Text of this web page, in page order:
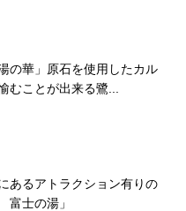
の華」原石を使用したカル
むことが出来る鷺...
あるアトラクション有りの
士の湯」